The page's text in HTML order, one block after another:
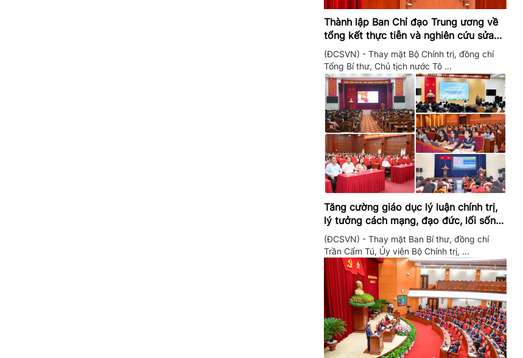
Thành lập Ban Chỉ đạo Trung ương về
tổng kết thực tiễn và nghiên cứu sửa
đổi, bổ sung Điều lệ Đảng
(ĐCSVN) - Thay mặt Bộ Chính trị, đồng chí
Tổng Bí thư, Chủ tịch nước Tô ...
Tăng cường giáo dục lý luận chính trị,
lý tưởng cách mạng, đạo đức, lối sống,
ý thức công dân trong hệ thống giáo
dục quốc dân
(ĐCSVN) - Thay mặt Ban Bí thư, đồng chí
Trần Cẩm Tú, Ủy viên Bộ Chính trị, ...